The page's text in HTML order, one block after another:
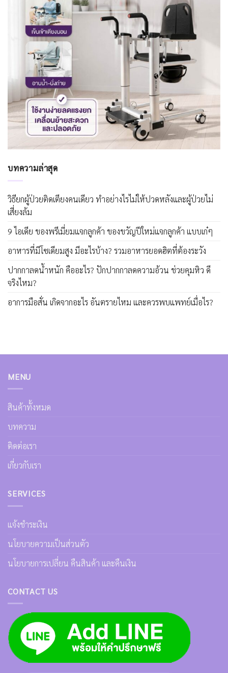
บทความล่าสุด
วิธียกผู้ป่วยติดเตียงคนเดียว ทำอย่างไรไม่ให้ปวดหลังและผู้ป่วยไม่
เสี่ยงล้ม
9 ไอเดีย ของพรีเมี่ยมแจกลูกค้า ของขวัญปีใหม่แจกลูกค้า แบบเก๋ๆ
อาหารที่มีโซเดียมสูง มีอะไรบ้าง? รวมอาหารยอดฮิตที่ต้องระวัง
ปากกาลดน้ำหนัก คืออะไร? ปักปากกาลดความอ้วน ช่วยคุมหิว ดี
จริงไหม?
อาการมือสั่น เกิดจากอะไร อันตรายไหม และควรพบแพทย์เมื่อไร?
MENU
สินค้าทั้งหมด
บทความ
ติดต่อเรา
เกี่ยวกับเรา
SERVICES
แจ้งชำระเงิน
นโยบายความเป็นส่วนตัว
นโยบายการเปลี่ยน คืนสินค้า และคืนเงิน
CONTACT US